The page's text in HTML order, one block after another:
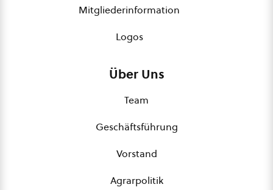
Mitgliederinformation
Logos
Über Uns
Team
Geschäftsführung
Vorstand
Agrarpolitik